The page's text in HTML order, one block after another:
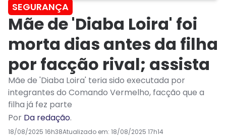
SEGURANÇA
Mãe de 'Diaba Loira' foi
morta dias antes da filha
por facção rival; assista
Mãe de 'Diaba Loira' teria sido executada por
integrantes do Comando Vermelho, facção que a
filha já fez parte
Por Da redação.
18/08/2025 16h38Atualizado em: 18/08/2025 17h14